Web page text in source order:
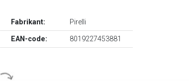
Fabrikant:
Pirelli
EAN-code:
8019227453881